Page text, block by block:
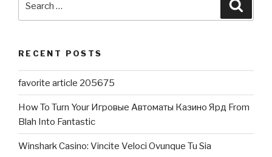
RECENT POSTS
favorite article 205675
How To Turn Your Игровые Автоматы Казино Ярд From
Blah Into Fantastic
Winshark Casino: Vincite Veloci Ovunque Tu Sia